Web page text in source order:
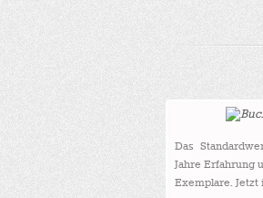
Das
Jahre Erfahrung
Exemplare. Jetzt